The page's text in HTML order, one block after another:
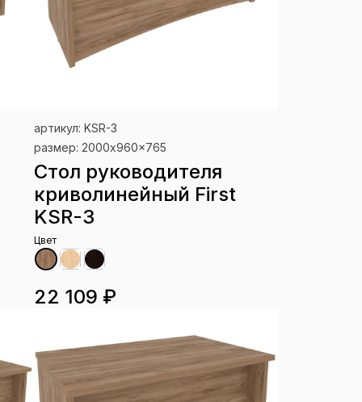
артикул: KSR-3
размер: 2000x960x765
Стол руководителя
криволинейный First
KSR-3
Цвет
22 109 ₽